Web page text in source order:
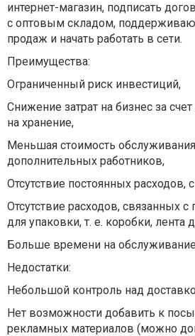
интернет-магазин, подписать
с оптовым складом,
продаж и начать работать в сети.
Преимущества:
Ограниченный риск инвестиций,
Снижение затрат на бизнес за
на хранение,
Меньшая стоимость обслуживания
дополнительных работников,
Отсутствие постоянных расходов,
Отсутствие расходов, связанных
для упаковки, т. е. коробки, лента
Больше времени на
Недостатки:
Небольшой контроль над
Нет возможности добавить к
рекламных материалов (можно